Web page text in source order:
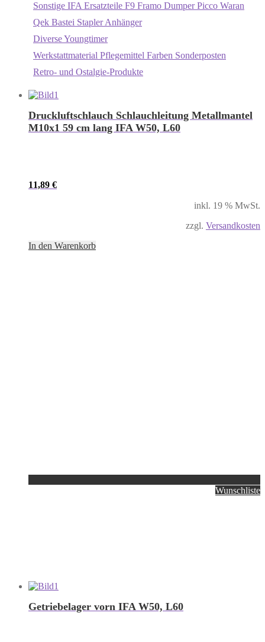
Sonstige IFA Ersatzteile F9 Framo Dumper Picco Waran
Qek Bastei Stapler Anhänger
Diverse Youngtimer
Werkstattmaterial Pflegemittel Farben Sonderposten
Retro- und Ostalgie-Produkte
Druckluftschlauch Schlauchleitung Metallmantel
M10x1 59 cm lang IFA W50, L60
11,89 €
inkl. 19 % MwSt.
zzgl. Versandkosten
In den Warenkorb
Wunschliste
Getriebelager vorn IFA W50, L60